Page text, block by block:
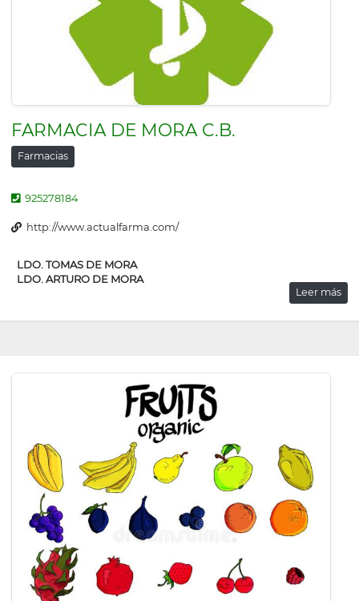
FARMACIA DE MORA C.B.
Farmacias
925278184
http://www.actualfarma.com/
LDO. TOMAS DE MORA
LDO. ARTURO DE MORA
Leer más